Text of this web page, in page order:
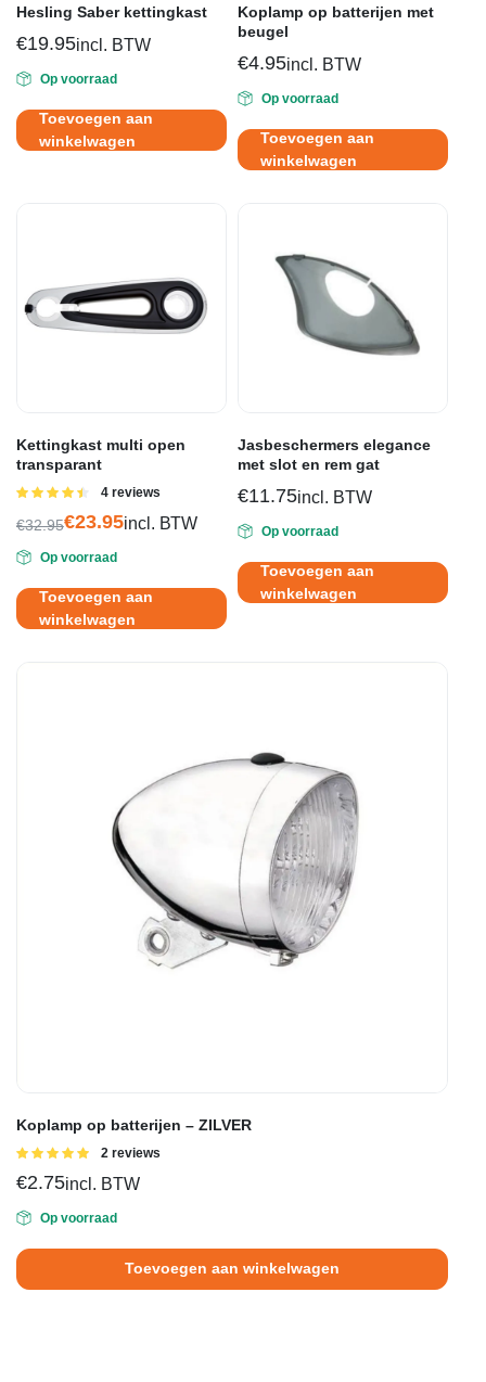
Hesling Saber kettingkast
€19.95incl. BTW
Op voorraad
Toevoegen aan
winkelwagen
Koplamp op batterijen met
beugel
€4.95incl. BTW
Op voorraad
Toevoegen aan
winkelwagen
Kettingkast multi open
transparant
Gewaardeerd
4 reviews
€32.95
prijs
was:
€32.95.
€23.95
prijs
is:
€23.95.
incl. BTW
Op voorraad
Toevoegen aan
winkelwagen
Jasbeschermers elegance
met slot en rem gat
€11.75incl. BTW
Op voorraad
Toevoegen aan
winkelwagen
Koplamp op batterijen – ZILVER
Gewaardeerd
2 reviews
€2.75incl. BTW
Op voorraad
Toevoegen aan winkelwagen